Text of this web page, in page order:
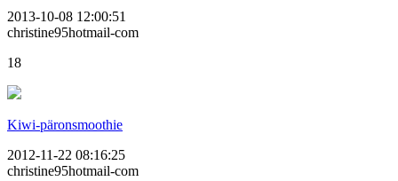
2013-10-08 12:00:51
christine95hotmail-com
18
Kiwi-päronsmoothie
2012-11-22 08:16:25
christine95hotmail-com